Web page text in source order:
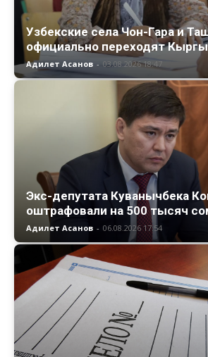
Узбекские села Чон-Гара и
официально переходят
Адилет Асанов - 03.08.2026 18:47
Экс-депутата Куванычбека
оштрафовали на 500 тысяч
Адилет Асанов - 06.08.2026 17:54